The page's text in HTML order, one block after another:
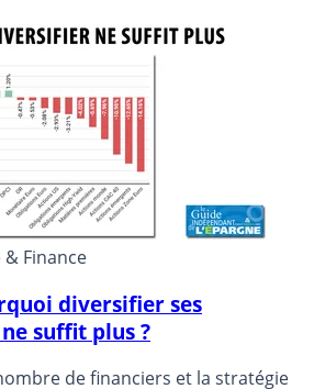
Finance
diversifier ses
suffit plus ?
de financiers et la stratégie